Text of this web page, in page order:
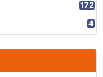
172
4